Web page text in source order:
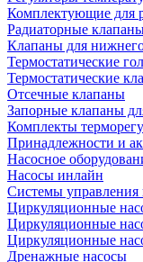
Комплектующие для
Радиаторные
Клапаны для
Термостатические
Термостатические
Отсечные клапаны
Запорные клапаны
Комплекты
Принадлежности и
Насосное
Насосы инлайн
Системы управления
Циркуляционные
Циркуляционные
Циркуляционные
Дренажные насосы